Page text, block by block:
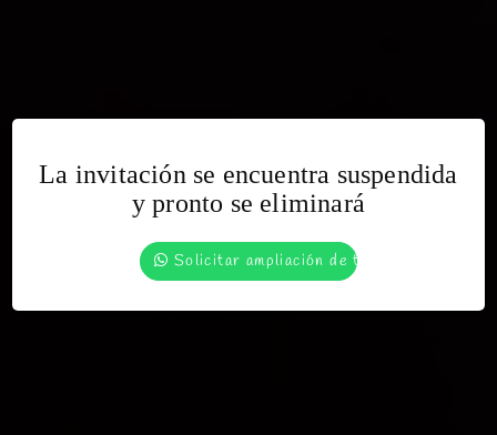
Bienvenidos a la invitación de
Lexi
INGRESAR
La invitación se encuentra suspendida
y pronto se eliminará
Solicitar ampliación de tiempo